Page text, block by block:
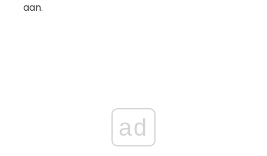
aan.
ad